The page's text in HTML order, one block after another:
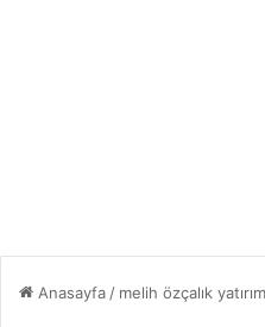
Anasayfa / melih özçalık